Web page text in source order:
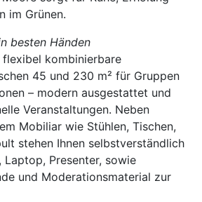
im Grünen.
besten Händen
flexibel kombinierbare
45 und 230 m² für Gruppen
– modern ausgestattet und
Veranstaltungen. Neben
Mobiliar wie Stühlen, Tischen,
stehen Ihnen selbstverständlich
Laptop, Presenter, sowie
und Moderationsmaterial zur